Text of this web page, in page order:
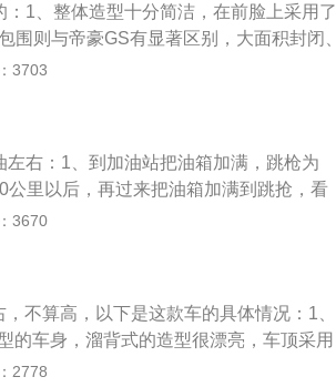
1、整体造型十分简洁，在前脸上采用了
围则与帝豪GS有显著区别，大面积封闭、
燃油版车型基本一致，下方取消了排气管
得以保留，整体来说还是非常具有未来科
代产品的家族风格，整体细节、触觉等都
型中很有优势，乘坐空间也令人比较满
消息，新车可能将使用与帝豪EV450相
机，使用三元锂电池组，综合工况下续
3703
右：1、到加油站把油箱加满，跳枪为
里以后，再过来把油箱加满到跳抢，看
平均油耗了，这个方法是公认的比仪表盘
时，所以瞬时油耗计算很复杂，忽高忽
，我们通常所指的油耗就是平均油耗，
耗。通俗的讲就是最近的一百公里路程，
，比如这一百公里的期间，车辆启动但没
是不会计算进去的。
3670
不算高，以下是这款车的具体情况：1、
的车身，溜背式的造型很漂亮，车顶采用
2、整车颜值是相当的高，相信很多人也
2778